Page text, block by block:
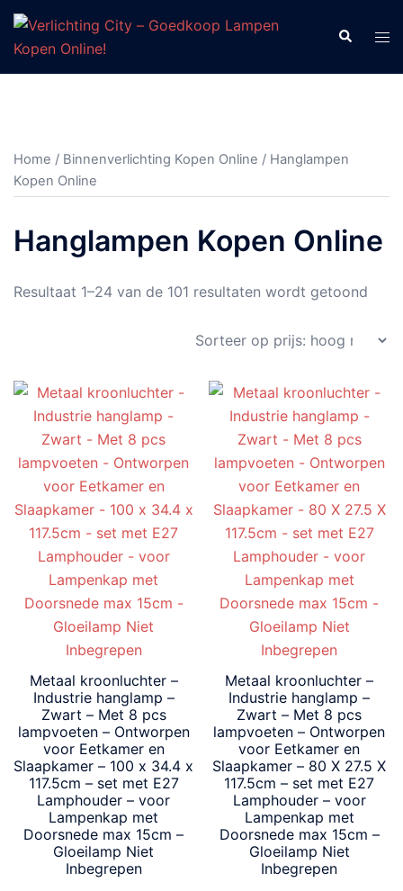
Ga
de
Zoeken
Home / Binnenverlichting Kopen Online / Hanglampen
Kopen Online
Hanglampen Kopen Online
Resultaat 1–24 van de 101 resultaten wordt getoond
prijs:
Metaal kroonluchter –
Industrie hanglamp –
Zwart – Met 8 pcs
lampvoeten – Ontworpen
voor Eetkamer en
Slaapkamer – 100 x 34.4 x
117.5cm – set met E27
Lamphouder – voor
Lampenkap met
Doorsnede max 15cm –
Gloeilamp Niet
Inbegrepen
Metaal kroonluchter –
Industrie hanglamp –
Zwart – Met 8 pcs
lampvoeten – Ontworpen
voor Eetkamer en
Slaapkamer – 80 X 27.5 X
117.5cm – set met E27
Lamphouder – voor
Lampenkap met
Doorsnede max 15cm –
Gloeilamp Niet
Inbegrepen